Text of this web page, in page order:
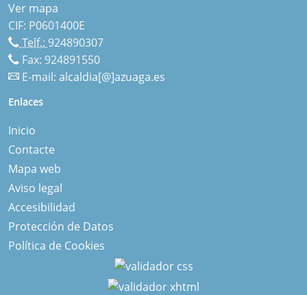
Ver mapa
CIF: P0601400E
Telf.: 924890307
Fax: 924891550
E-mail: alcaldia[@]azuaga.es
Enlaces
Inicio
Contacte
Mapa web
Aviso legal
Accesibilidad
Protección de Datos
Política de Cookies